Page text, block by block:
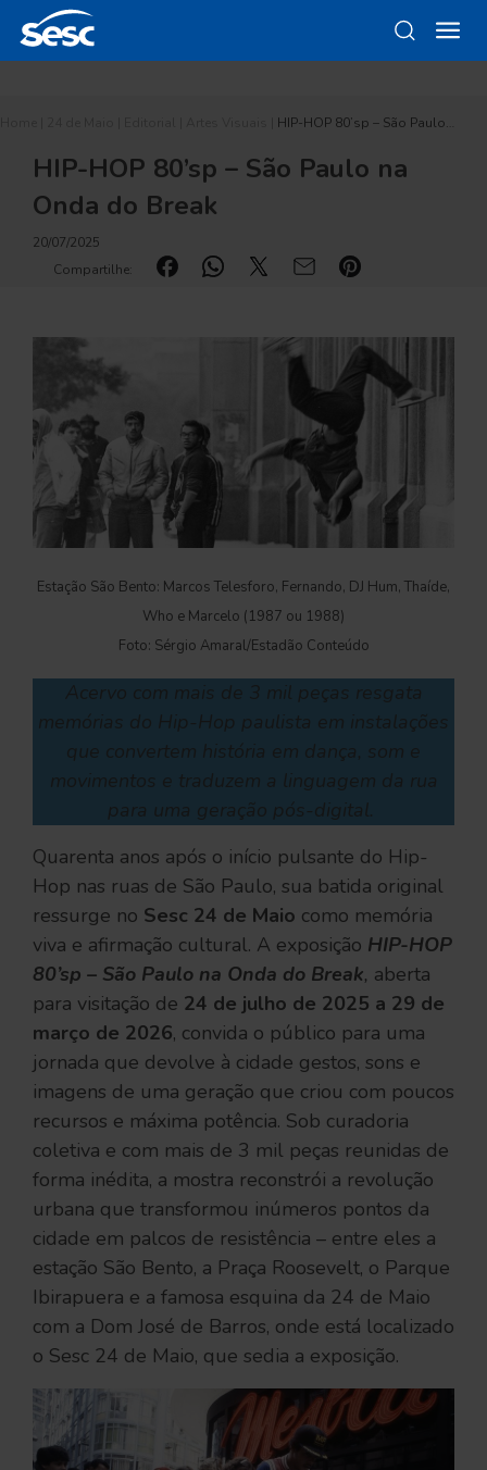
HIP-HOP 80’sp – São Paulo…
HIP-HOP 80’sp – São Paulo na
Onda do Break
20/07/2025
Compartilhe:
Estação São Bento: Marcos Telesforo, Fernando, DJ Hum, Thaíde,
Who e Marcelo (1987 ou 1988)
Foto: Sérgio Amaral/Estadão Conteúdo
Acervo com mais de 3 mil peças resgata
memórias do Hip-Hop paulista em instalações
que convertem história em dança, som e
movimentos e traduzem a linguagem da rua
para uma geração pós-digital.
Quarenta anos após o início pulsante do Hip-
Hop nas ruas de São Paulo, sua batida original
ressurge no Sesc 24 de Maio como memória
viva e afirmação cultural. A exposição HIP-HOP
80’sp – São Paulo na Onda do Break, aberta
para visitação de 24 de julho de 2025 a 29 de
março de 2026, convida o público para uma
jornada que devolve à cidade gestos, sons e
imagens de uma geração que criou com poucos
recursos e máxima potência. Sob curadoria
coletiva e com mais de 3 mil peças reunidas de
forma inédita, a mostra reconstrói a revolução
urbana que transformou inúmeros pontos da
cidade em palcos de resistência – entre eles a
estação São Bento, a Praça Roosevelt, o Parque
Ibirapuera e a famosa esquina da 24 de Maio
com a Dom José de Barros, onde está localizado
o Sesc 24 de Maio, que sedia a exposição.